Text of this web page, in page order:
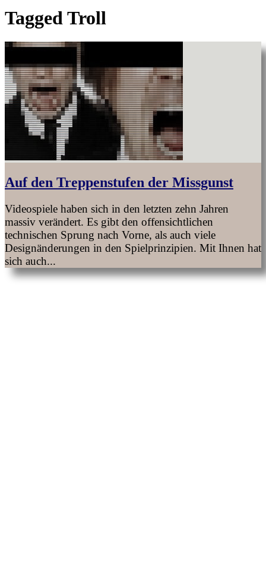
Tagged Troll
Auf den Treppenstufen der Missgunst
Videospiele haben sich in den letzten zehn Jahren
massiv verändert. Es gibt den offensichtlichen
technischen Sprung nach Vorne, als auch viele
Designänderungen in den Spielprinzipien. Mit Ihnen hat
sich auch...